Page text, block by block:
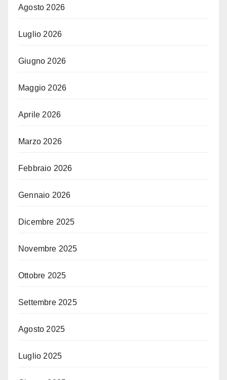
Agosto 2026
Luglio 2026
Giugno 2026
Maggio 2026
Aprile 2026
Marzo 2026
Febbraio 2026
Gennaio 2026
Dicembre 2025
Novembre 2025
Ottobre 2025
Settembre 2025
Agosto 2025
Luglio 2025